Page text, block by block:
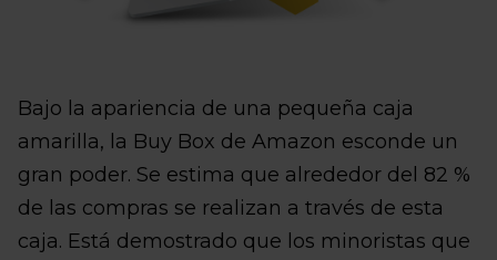
Bajo la apariencia de una pequeña caja
amarilla, la Buy Box de Amazon esconde un
gran poder. Se estima que alrededor del 82 %
de las compras se realizan a través de esta
caja. Está demostrado que los minoristas que